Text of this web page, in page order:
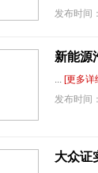
发布时间
新能源
... [更多详
发布时间
大众证